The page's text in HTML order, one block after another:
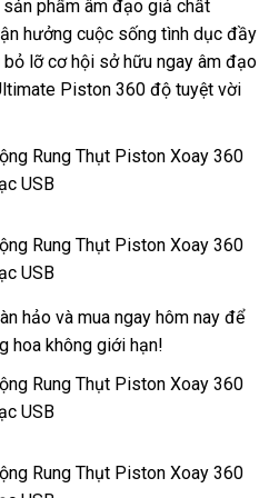
phẩm âm đạo giả chất
hưởng cuộc sống tình dục đầy
lỡ cơ hội sở hữu ngay âm đạo
Piston 360 độ tuyệt vời
hảo và mua ngay hôm nay để
hoa không giới hạn!